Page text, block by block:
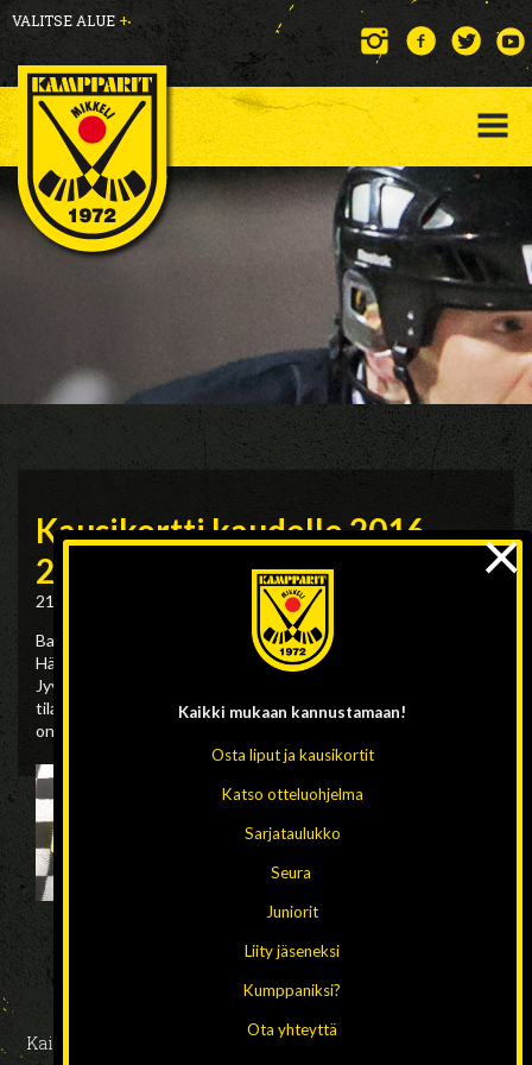
VALITSE ALUE +
Kausikortti kaudelle 2016-
2017!
21.10.2016
Bandyliigan alkuun on tasan 4 viikkoa! Kampparit kohtaa
Hänskissä sarja-avauksessa pe 18.11 klo 18.30 JPS:n
Jyväskylästä. Hanki oma kausikorttisi Carlson Sportista tai
tilaamalla osoitteesta yhteys@kampparit.fi. Kausikortin hinta
on 60€
Kaikki oikeudet pidätetään 2026 // Design ja toteutus:
Kaikki mukaan kannustamaan!
Osta liput ja kausikortit
Katso otteluohjelma
Sarjataulukko
Seura
Juniorit
Liity jäseneksi
Kumppaniksi?
Ota yhteyttä
×